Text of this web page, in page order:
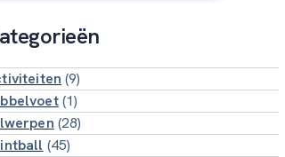
(9)
(1)
(28)
(45)